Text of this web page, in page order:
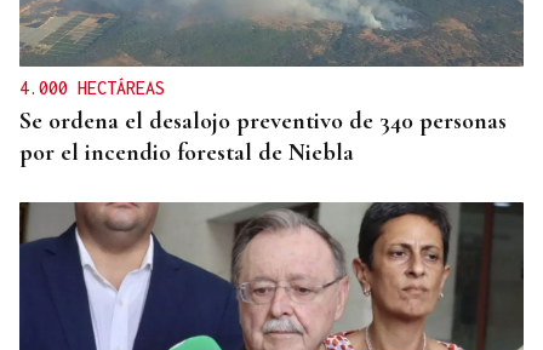
4.000 HECTÁREAS
Se ordena el desalojo preventivo de 340 personas
por el incendio forestal de Niebla